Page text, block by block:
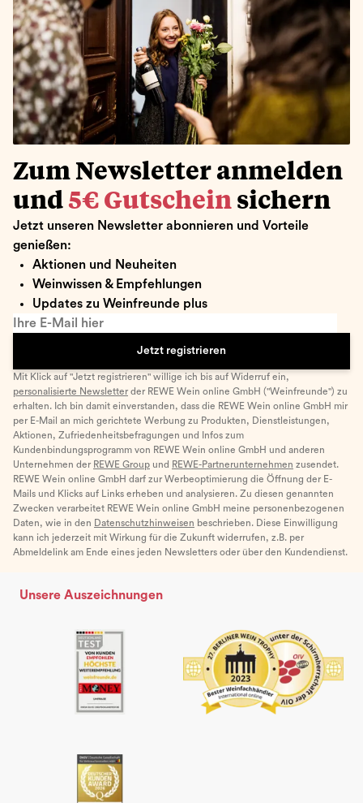
Zum Newsletter anmelden
und 5€ Gutschein sichern
Jetzt unseren Newsletter abonnieren und Vorteile
genießen:
Aktionen und Neuheiten
Weinwissen & Empfehlungen
Updates zu Weinfreunde plus
Ihre E-Mail hier
Jetzt registrieren
Mit Klick auf "Jetzt registrieren" willige ich bis auf Widerruf ein,
personalisierte Newsletter der REWE Wein online GmbH ("Weinfreunde") zu
erhalten. Ich bin damit einverstanden, dass die REWE Wein online GmbH mir
per E-Mail an mich gerichtete Werbung zu Produkten, Dienstleistungen,
Aktionen, Zufriedenheitsbefragungen und Infos zum
Kundenbindungsprogramm von REWE Wein online GmbH und anderen
Unternehmen der REWE Group und REWE-Partnerunternehmen zusendet.
REWE Wein online GmbH darf zur Werbeoptimierung die Öffnung der E-
Mails und Klicks auf Links erheben und analysieren. Zu diesen genannten
Zwecken verarbeitet REWE Wein online GmbH meine personenbezogenen
Daten, wie in den Datenschutzhinweisen beschrieben. Diese Einwilligung
kann ich jederzeit mit Wirkung für die Zukunft widerrufen, z.B. per
Abmeldelink am Ende eines jeden Newsletters oder über den Kundendienst.
Unsere Auszeichnungen